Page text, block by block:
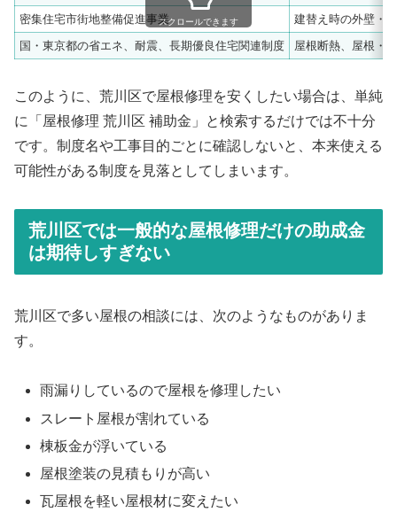
密集住宅市街地整備促進事業
建替え時の外壁・
国・東京都の省エネ、耐震、長期優良住宅関連制度
屋根断熱、屋根・
スクロールできます
このように、荒川区で屋根修理を安くしたい場合は、単純
に「屋根修理 荒川区 補助金」と検索するだけでは不十分
です。制度名や工事目的ごとに確認しないと、本来使える
可能性がある制度を見落としてしまいます。
荒川区では一般的な屋根修理だけの助成金
は期待しすぎない
荒川区で多い屋根の相談には、次のようなものがありま
す。
雨漏りしているので屋根を修理したい
スレート屋根が割れている
棟板金が浮いている
屋根塗装の見積もりが高い
瓦屋根を軽い屋根材に変えたい